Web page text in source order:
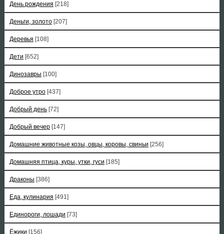
День рождения [218]
Деньги, золото [207]
Деревья [108]
Дети [652]
Динозавры [100]
Доброе утро [437]
Добрый день [72]
Добрый вечер [147]
Домашние животные козы, овцы, коровы, свиньи [256]
Домашняя птица, куры, утки, гуси [185]
Драконы [386]
Еда, кулинария [491]
Единороги, лошади [73]
Ёжики [156]